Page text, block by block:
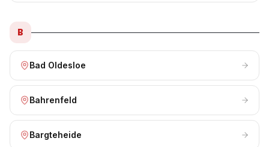
B
Bad Oldesloe
Bahrenfeld
Bargteheide